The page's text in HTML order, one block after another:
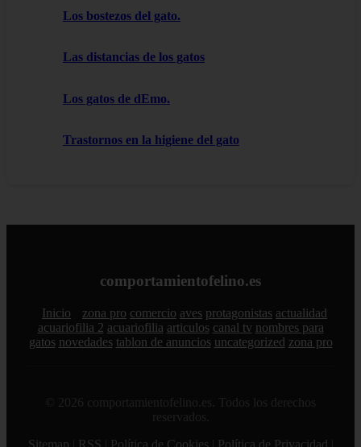
Los bostezos del gato.
Las distancias de los gatos
Los gatos de dEmo.
Trastornos en la higiene del gato
comportamientofelino.es
Inicio zona pro comercio aves protagonistas actualidad
acuariofilia 2 acuariofilia articulos canal tv nombres para
gatos novedades tablon de anuncios uncategorized zona pro
© 2026 comportamientofelino.es. Todos los derechos
reservados.
Sitemap
RSS Política de Cookies Política de Privacidad